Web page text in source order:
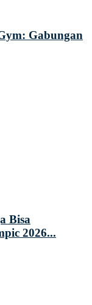
Gabungan
Bisa
2026...